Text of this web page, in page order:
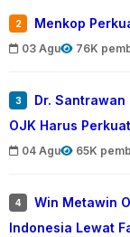
2 Menkop
03 Agu 76K
3
Dr. Santrawan
OJK Harus
04 Agu 65K
4
Win Metawin
Indonesia Lewat